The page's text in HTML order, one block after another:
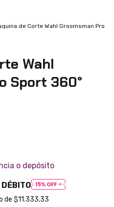
de Corte Wahl Groomsman Pro
Wahl
Sport 360°
o depósito
DÉBITO
$11.333,33